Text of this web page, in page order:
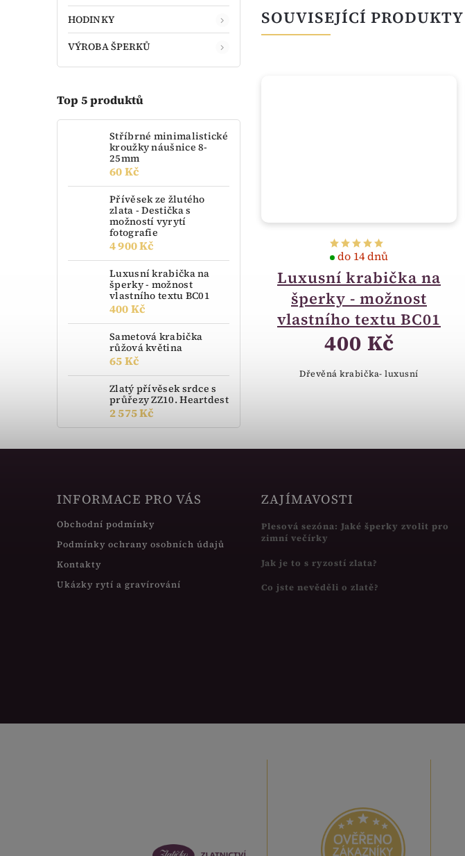
HODINKY
VÝROBA ŠPERKŮ
Top 5 produktů
Stříbrné minimalistické
kroužky náušnice 8-
25mm
60 Kč
Přívěsek ze žlutého
zlata - Destička s
možností vyrytí
fotografie
4 900 Kč
Luxusní krabička na
šperky - možnost
vlastního textu BC01
400 Kč
Sametová krabička
růžová květina
65 Kč
Zlatý přívěsek srdce s
průřezy ZZ10. Heartdest
2 575 Kč
SOUVISEJÍCÍ PRODUKTY
Luxusní krabička na
šperky - možnost
vlastního textu BA11
400 Kč
Luxusní Krabička na šperky - dřevo
Luxusní krabička na
šperky - možnost
vlastního textu BC01
do 14 dnů
400 Kč
Dřevěná krabička- luxusní
INFORMACE PRO VÁS
Obchodní podmínky
Podmínky ochrany osobních údajů
Kontakty
Ukázky rytí a gravírování
ZAJÍMAVOSTI
Plesová sezóna: Jaké šperky zvolit pro
zimní večírky
Jak je to s ryzostí zlata?
Co jste nevěděli o zlatě?